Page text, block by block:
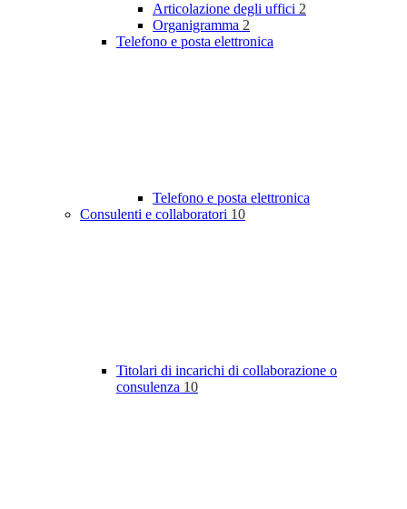
Articolazione degli uffici 2
Organigramma 2
Telefono e posta elettronica
Telefono e posta elettronica
Consulenti e collaboratori 10
Titolari di incarichi di collaborazione o
consulenza 10